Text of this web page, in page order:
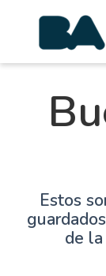
Estos
de